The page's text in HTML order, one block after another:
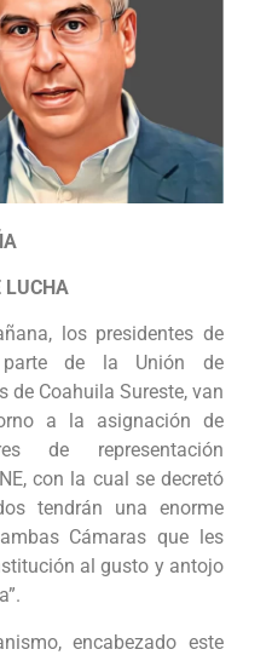
LUCHA
los presidentes de
parte de la Unión de
de Coahuila Sureste, van
a la asignación de
de representación
con la cual se decretó
tendrán una enorme
Cámaras que les
al gusto y antojo
encabezado este